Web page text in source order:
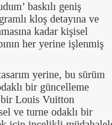
baskılı geniş
kloş detayına ve
kadar kişisel
her yerine işlenmiş
yerine, bu sürüm
bir güncelleme
bir Louis Vuitton
ve turne odaklı bir